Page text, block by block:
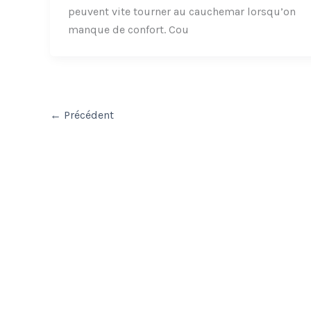
peuvent vite tourner au cauchemar lorsqu’on
manque de confort. Cou
← Précédent